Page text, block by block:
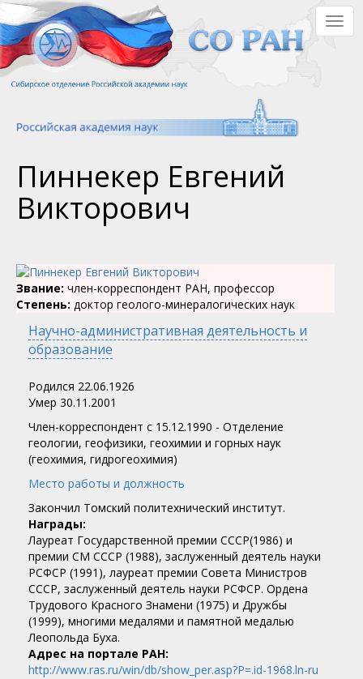
Перейти
к
основному
содержанию
Пиннекер Евгений
Викторович
Звание: член-корреспондент РАН, профессор
Степень: доктор геолого-минералогических наук
Научно-административная деятельность и
образование
Родился 22.06.1926
Умер 30.11.2001
Член-корреспондент c 15.12.1990 - Отделение
геологии, геофизики, геохимии и горных наук
(геохимия, гидрогеохимия)
Место работы и должность
Закончил Томский политехнический институт.
Награды:
Лауреат Государственной премии СССР(1986) и
премии СМ СССР (1988), заслуженный деятель науки
РСФСР (1991), лауреат премии Совета Министров
СССР, заслуженный деятель науки РСФСР. Ордена
Трудового Красного Знамени (1975) и Дружбы
(1999), многими медалями и памятной медалью
Леопольда Буха.
Адрес на портале РАН:
http://www.ras.ru/win/db/show_per.asp?P=.id-1968.ln-ru